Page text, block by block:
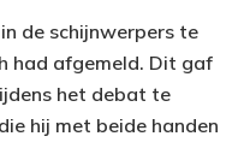
de schijnwerpers te
had afgemeld. Dit gaf
het debat te
hij met beide handen